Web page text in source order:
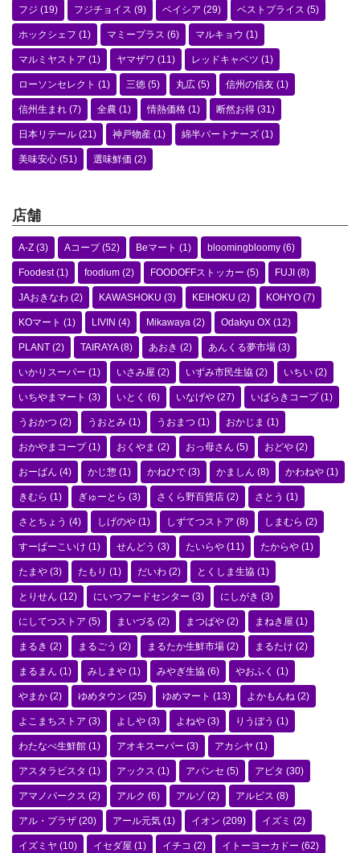
フジ (19) フジチョイス (9) ベイシア (29) ベストプライス (5)
ホックシェフ (1) マミープラス (6) マルキョウ (1)
マルミヤストア (1) ヤマザワ (11) レッドキャベツ (1)
ローソンセレクト (1) 三徳 (5) 丸広 (5) 信州の信友 (1)
信州生まれ (7) 全農 (1) 情熱価格 (1) 断然お得 (31)
日本リテール (21) 神戸物産 (1) 綿半パートナーズ (1)
美味安心 (51) 選味鮮価 (2)
店舗
A-Z (3) Aコープ(52) Beマート (1) bloomingbloomy (6)
Foodest(1) foodium (2) FOODOFFストッカー (5) FUJI (8)
JAおきなわ (2) KAWASHOKU (3) KEIHOKU (2) KOHYO (7)
KOマート (1) LIVIN (4) Mikawaya (2) Odakyu OX (12)
PLANT (2) TAIRAYA(8) あおき (2) あんくる夢市場 (3)
いかりスーパー (1) いさみ屋 (2) いずみ市民生協 (2) いちい (2)
いちやまマート (3) いとく (6) いなげや (27) いばらきコープ(1)
うおかつ (2) うおとみ (1) うおまつ (1) おかじま (1)
おかやまコープ(1) おくやま (2) おっ母さん (5) おどや (2)
おーばん (4) かじ惣 (1) かねひで (3) かましん (8) かわねや (1)
きむら (1) ぎゅーとら (3) さくら野百貨店 (2) さとう (1)
さとちょう (4) しげのや (1) しずてつストア (8) しまむら (2)
すーぱーこいけ (1) せんどう (3) たいらや (11) たからや (1)
たまや (3) たもり (1) だいわ (2) とくしま生協 (1)
とりせん (12) にいつフードセンター (3) にしがき (3)
にしてつストア (5) まいづる (2) まつばや (2) まねき屋 (1)
まるき (2) まるごう (2) まるたか生鮮市場 (2) まるたけ (2)
まるまん (1) みしまや (1) みやぎ生協 (6) やおふく (1)
やまか (2) ゆめタウン (25) ゆめマート (13) よかもんね (2)
よこまちストア (3) よしや (3) よねや (3) りうぼう (1)
わたなべ生鮮館 (1) アオキスーパー (3) アカシヤ (1)
アスタラビスタ (1) アックス (1) アバンセ (5) アピタ (30)
アマノパークス (2) アルク (6) アルゾ(2) アルビス (8)
アル・プラザ (20) アール元気 (1) イオン (209) イズミ (2)
イズミヤ (10) イセダ屋 (1) イチコ (2) イトーヨーカドー (62)